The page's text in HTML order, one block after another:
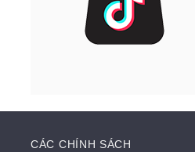
CÁC CHÍNH SÁCH